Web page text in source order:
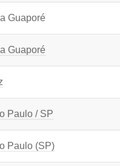
Guaporé
Guaporé
Paulo / SP
Paulo (SP)